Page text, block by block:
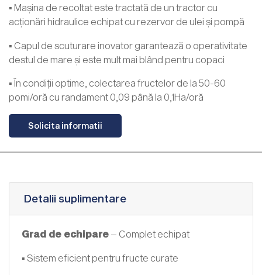
▪ Mașina de recoltat este tractată de un tractor cu
acționări hidraulice echipat cu rezervor de ulei și pompă
▪ Capul de scuturare inovator garantează o operativitate
destul de mare și este mult mai blând pentru copaci
▪ În condiții optime, colectarea fructelor de la 50-60
pomi/oră cu randament 0,09 până la 0,1Ha/oră
Solicita informatii
Detalii suplimentare
Grad de echipare– Complet echipat
▪ Sistem eficient pentru fructe curate